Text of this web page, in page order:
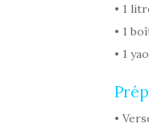
• 1
• 1
• 1
•